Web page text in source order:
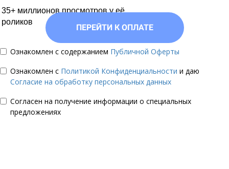
35+ миллионов просмотров у её
роликов
ПЕРЕЙТИ К ОПЛАТЕ
Ознакомлен с содержанием Публичной Оферты
Ознакомлен с Политикой Конфиденциальности и даю
Согласие на обработку персональных данных
Согласен на получение информации о специальных
предложениях